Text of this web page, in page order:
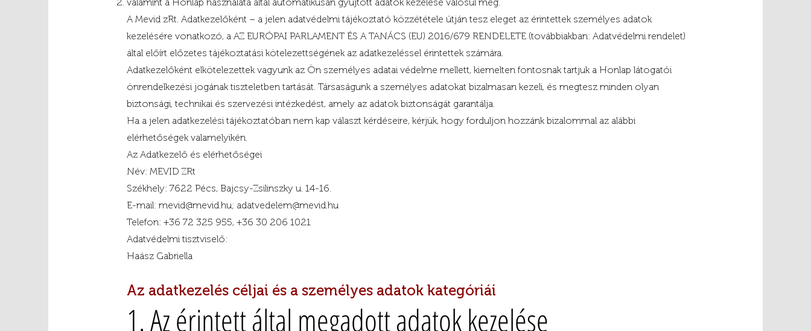
A Mevid zRt. Adatkezelőként – a jelen adatvédelmi tájékoztató közzététele útján tesz eleget az érintettek személyes adatok
kezelésére vonatkozó, a AZ EURÓPAI PARLAMENT ÉS A TANÁCS (EU) 2016/679 RENDELETE (továbbiakban: Adatvédelmi rendelet)
által előírt előzetes tájékoztatási kötelezettségének az adatkezeléssel érintettek számára.
Adatkezelőként elkötelezettek vagyunk az Ön személyes adatai védelme mellett, kiemelten fontosnak tartjuk a Honlap látogatói
önrendelkezési jogának tiszteletben tartását. Társaságunk a személyes adatokat bizalmasan kezeli, és megtesz minden olyan
biztonsági, technikai és szervezési intézkedést, amely az adatok biztonságát garantálja.
Ha a jelen adatkezelési tájékoztatóban nem kap választ kérdéseire, kérjük, hogy forduljon hozzánk bizalommal az alábbi
elérhetőségek valamelyikén.
Az Adatkezelő és elérhetőségei
Név: MEVID ZRt
Székhely: 7622 Pécs, Bajcsy-Zsilinszky u. 14-16.
E-mail: mevid@mevid.hu; adatvedelem@mevid.hu
Telefon: +36 72 325 955, +36 30 206 1021
Adatvédelmi tisztviselő:
Haász Gabriella
Az adatkezelés céljai és a személyes adatok kategóriái
1. Az érintett által megadott adatok kezelése